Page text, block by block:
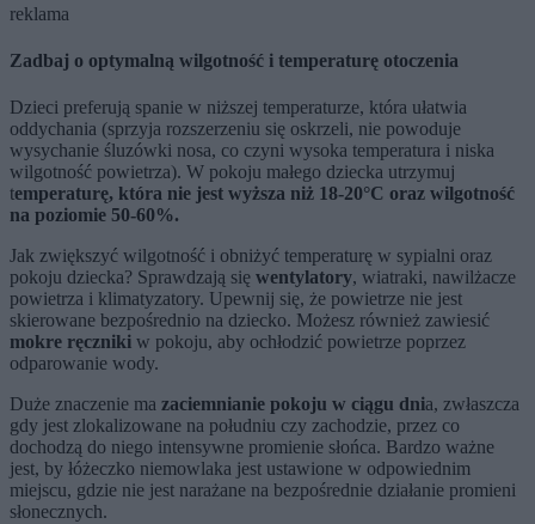
reklama
Zadbaj o optymalną wilgotność i temperaturę otoczenia
Dzieci preferują spanie w niższej temperaturze, która ułatwia
oddychania (sprzyja rozszerzeniu się oskrzeli, nie powoduje
wysychanie śluzówki nosa, co czyni wysoka temperatura i niska
wilgotność powietrza). W pokoju małego dziecka utrzymuj
temperaturę, która nie jest wyższa niż 18-20°C oraz wilgotność
na poziomie 50-60%.
Jak zwiększyć wilgotność i obniżyć temperaturę w sypialni oraz
pokoju dziecka? Sprawdzają się wentylatory, wiatraki, nawilżacze
powietrza i klimatyzatory. Upewnij się, że powietrze nie jest
skierowane bezpośrednio na dziecko. Możesz również zawiesić
mokre ręczniki w pokoju, aby ochłodzić powietrze poprzez
odparowanie wody.
Duże znaczenie ma zaciemnianie pokoju w ciągu dnia, zwłaszcza
gdy jest zlokalizowane na południu czy zachodzie, przez co
dochodzą do niego intensywne promienie słońca. Bardzo ważne
jest, by łóżeczko niemowlaka jest ustawione w odpowiednim
miejscu, gdzie nie jest narażane na bezpośrednie działanie promieni
słonecznych.